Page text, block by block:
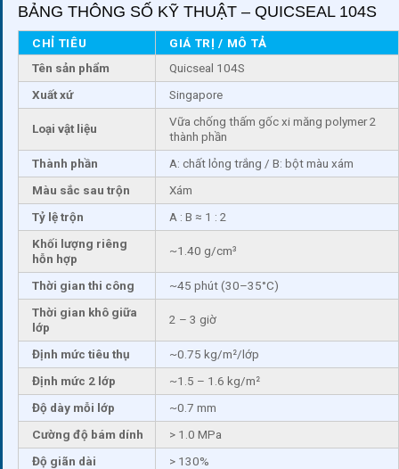
BẢNG THÔNG SỐ KỸ THUẬT – QUICSEAL 104S
CHỈ TIÊU
GIÁ TRỊ / MÔ TẢ
Tên sản phẩm
Quicseal 104S
Xuất xứ
Singapore
Loại vật liệu
Vữa chống thấm gốc xi măng polymer 2
thành phần
Thành phần
A: chất lỏng trắng / B: bột màu xám
Màu sắc sau trộn
Xám
Tỷ lệ trộn
A : B ≈ 1 : 2
Khối lượng riêng
hỗn hợp
~1.40 g/cm³
Thời gian thi công
~45 phút (30–35°C)
Thời gian khô giữa
lớp
2 – 3 giờ
Định mức tiêu thụ
~0.75 kg/m²/lớp
Định mức 2 lớp
~1.5 – 1.6 kg/m²
Độ dày mỗi lớp
~0.7 mm
Cường độ bám dính
> 1.0 MPa
Độ giãn dài
> 130%